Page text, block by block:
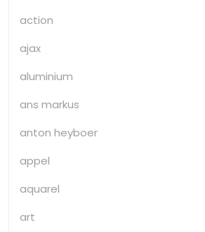
action
ajax
aluminium
ans markus
anton heyboer
appel
aquarel
art